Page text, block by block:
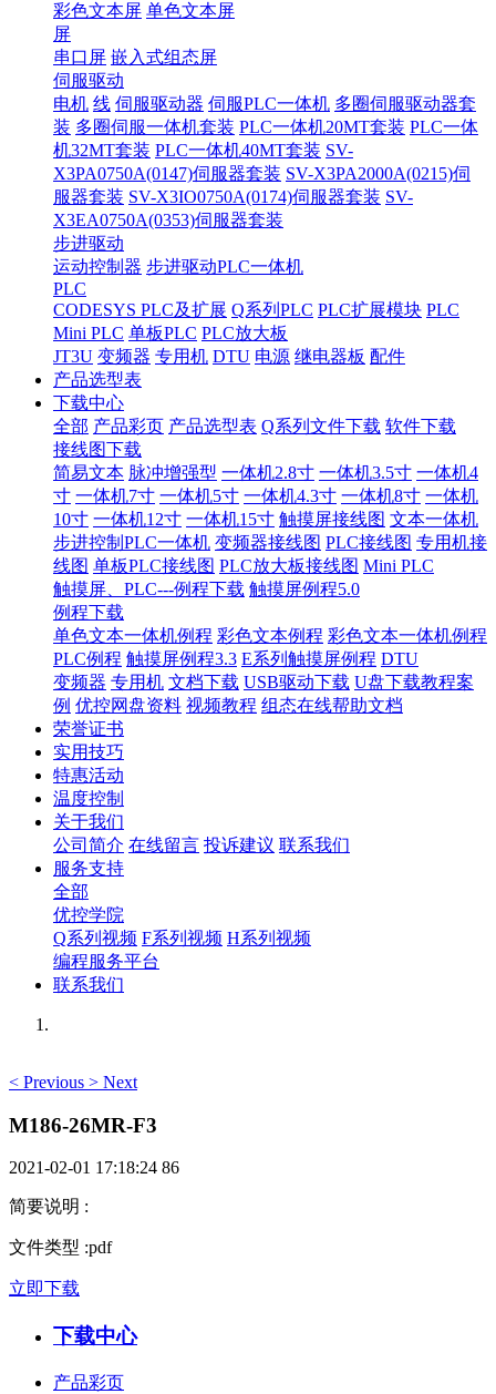
彩色文本屏 单色文本屏
屏
串口屏 嵌入式组态屏
伺服驱动
电机 线 伺服驱动器 伺服PLC一体机 多圈伺服驱动器套
装 多圈伺服一体机套装 PLC一体机20MT套装 PLC一体
机32MT套装 PLC一体机40MT套装 SV-
X3PA0750A(0147)伺服器套装 SV-X3PA2000A(0215)伺
服器套装 SV-X3IO0750A(0174)伺服器套装 SV-
X3EA0750A(0353)伺服器套装
步进驱动
运动控制器 步进驱动PLC一体机
PLC
CODESYS PLC及扩展 Q系列PLC PLC扩展模块 PLC
Mini PLC 单板PLC PLC放大板
JT3U 变频器 专用机 DTU 电源 继电器板 配件
产品选型表
下载中心
全部 产品彩页 产品选型表 Q系列文件下载 软件下载
接线图下载
简易文本 脉冲增强型 一体机2.8寸 一体机3.5寸 一体机4
寸 一体机7寸 一体机5寸 一体机4.3寸 一体机8寸 一体机
10寸 一体机12寸 一体机15寸 触摸屏接线图 文本一体机
步进控制PLC一体机 变频器接线图 PLC接线图 专用机接
线图 单板PLC接线图 PLC放大板接线图 Mini PLC
触摸屏、PLC---例程下载 触摸屏例程5.0
例程下载
单色文本一体机例程 彩色文本例程 彩色文本一体机例程
PLC例程 触摸屏例程3.3 E系列触摸屏例程 DTU
变频器 专用机 文档下载 USB驱动下载 U盘下载教程案
例 优控网盘资料 视频教程 组态在线帮助文档
荣誉证书
实用技巧
特惠活动
温度控制
关于我们
公司简介 在线留言 投诉建议 联系我们
服务支持
全部
优控学院
Q系列视频 F系列视频 H系列视频
编程服务平台
联系我们
< Previous > Next
M186-26MR-F3
2021-02-01 17:18:24 86
简要说明 :
文件类型 :pdf
立即下载
下载中心
产品彩页